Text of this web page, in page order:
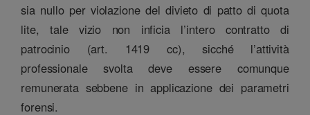
sia nullo per violazione del divieto di patto di quota
lite, tale vizio non inficia l’intero contratto di
patrocinio (art. 1419 cc), sicché l’attività
professionale svolta deve essere comunque
remunerata sebbene in applicazione dei parametri
forensi.